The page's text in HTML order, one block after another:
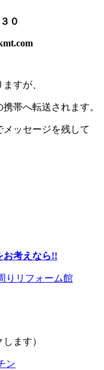
０
すが、
帯へ転送されます。
ッセージを残して
お考えなら!!
ます）
ン